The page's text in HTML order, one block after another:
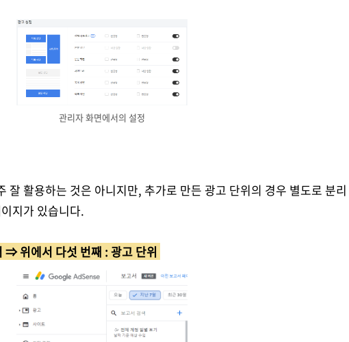
관리자 화면에서의 설정
잘 활용하는 것은 아니지만, 추가로 만든 광고 단위의 경우 별도로 분리
지가 있습니다.
위에서 다섯 번째 : 광고 단위